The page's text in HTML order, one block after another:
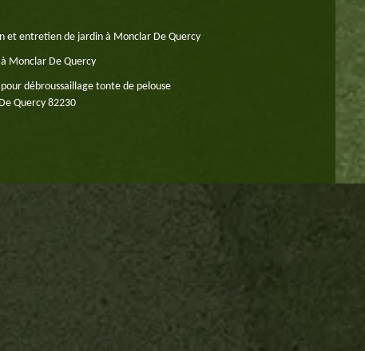
et entretien de jardin à Monclar De Quercy
Monclar De Quercy
débroussaillage tonte de pelouse
Quercy 82230